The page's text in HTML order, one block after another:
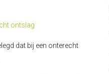
ontslag
dat bij een onterecht